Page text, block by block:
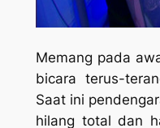
Memang pada
bicara terus-
Saat ini
hilang total dan